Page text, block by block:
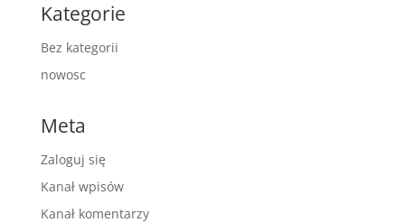
Kategorie
Bez kategorii
nowosc
Meta
Zaloguj się
Kanał wpisów
Kanał komentarzy